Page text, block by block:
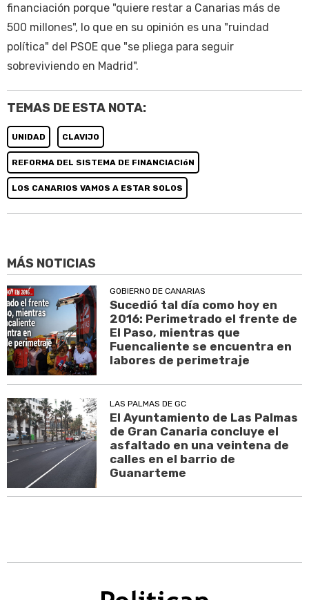
financiación porque "quiere restar a Canarias más de
500 millones", lo que en su opinión es una "ruindad
política" del PSOE que "se pliega para seguir
sobreviviendo en Madrid".
TEMAS DE ESTA NOTA:
UNIDAD CLAVIJO
REFORMA DEL SISTEMA DE FINANCIACIóN
LOS CANARIOS VAMOS A ESTAR SOLOS
MÁS NOTICIAS
GOBIERNO DE CANARIAS
Sucedió tal día como hoy en
2016: Perimetrado el frente de
El Paso, mientras que
Fuencaliente se encuentra en
labores de perimetraje
LAS PALMAS DE GC
El Ayuntamiento de Las Palmas
de Gran Canaria concluye el
asfaltado en una veintena de
calles en el barrio de
Guanarteme